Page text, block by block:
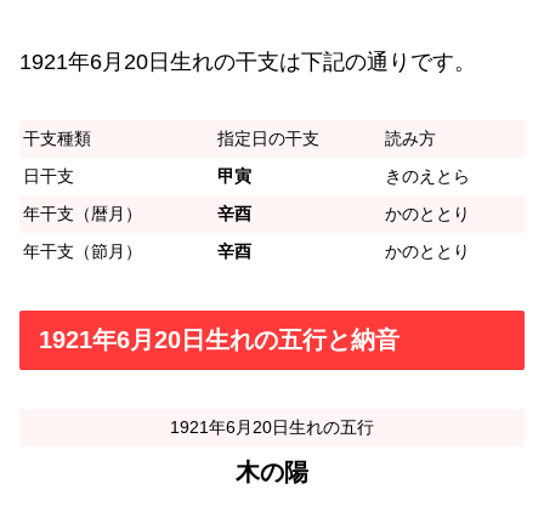
1921年6月20日生れの干支は下記の通りです。
干支種類 指定日の干支
読み方
日干支
甲寅
きのえとら
年干支（暦月）
辛酉
かのととり
年干支（節月）
辛酉 かのととり
1921年6月20日生れの五行と納音
1921年6月20日生れの五行
木の陽